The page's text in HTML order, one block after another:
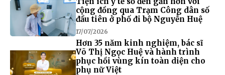
cộng đồng qua Trạm Công dân số
đầu tiên ở phố đi bộ Nguyễn Huệ
17/07/2026
Hơn 35 năm kinh nghiệm, bác sĩ
Võ Thị Ngọc Huệ và hành trình
phục hồi vùng kín toàn diện cho
phụ nữ Việt